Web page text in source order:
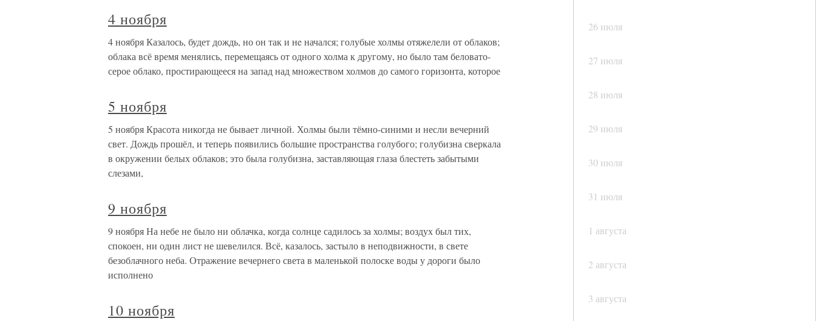
26 июля
27 июля
28 июля
29 июля
30 июля
31 июля
1 августа
2 августа
3 августа
4 ноября
4 ноября Казалось, будет дождь, но он так и нe начался; голубые холмы отяжелели от облаков;
облака всё время менялись, перемещаясь от одного холма к другому, но было там беловато-
серое облако, простирающееся на запад над множеством холмов до самого горизонта, которое
5 ноября
5 ноября Красота никогда не бывает личной. Холмы были тёмно-синими и несли вечерний
свет. Дождь прошёл, и теперь появились большие пространства голубого; голубизна сверкала
в окружении белых облаков; это была голубизна, заставляющая глаза блестеть забытыми
слезами,
9 ноября
9 ноября На небе не было ни облачка, когда солнце садилось за холмы; воздух был тих,
спокоен, ни один лист не шевелился. Всё, казалось, застыло в неподвижности, в свете
безоблачного неба. Отражение вечернего света в маленькой полоске воды у дороги было
исполнено
10 ноября